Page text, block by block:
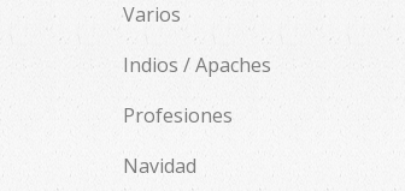
Varios
Indios / Apaches
Profesiones
Navidad